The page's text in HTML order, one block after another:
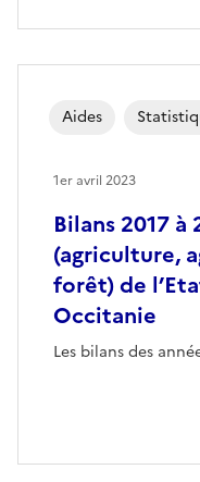
Bilans 2017 à
(agriculture,
forêt) de
Occitanie
Les bilans des
Aides
1er avril 2023